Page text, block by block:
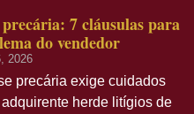
7 cláusulas para
do vendedor
2026
precária exige cuidados
herde litígios de